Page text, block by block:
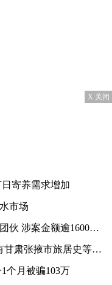
X 关闭
寄养需求增加
市场
涉案金额逾1600万元
张掖市旅居史等4类人
个月被骗103万